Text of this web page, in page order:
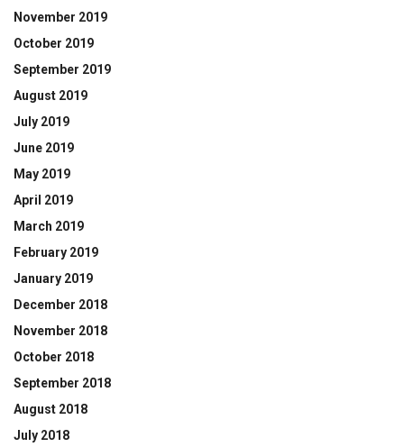
November 2019
October 2019
September 2019
August 2019
July 2019
June 2019
May 2019
April 2019
March 2019
February 2019
January 2019
December 2018
November 2018
October 2018
September 2018
August 2018
July 2018